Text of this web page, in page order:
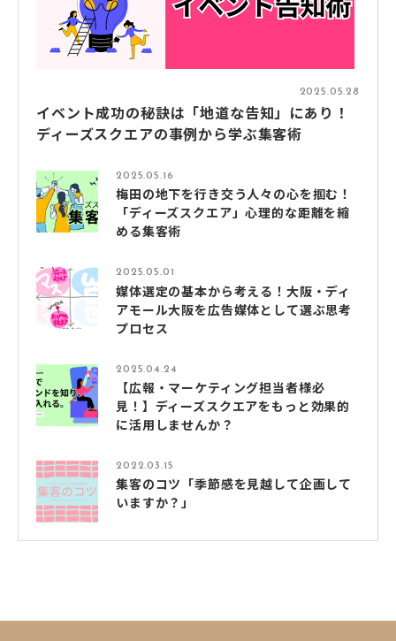
2025.05.28
イベント成功の秘訣は「地道な告知」にあり！
ディーズスクエアの事例から学ぶ集客術
2025.05.16
梅田の地下を行き交う人々の心を掴む！
「ディーズスクエア」心理的な距離を縮
める集客術
2025.05.01
媒体選定の基本から考える！大阪・ディ
アモール大阪を広告媒体として選ぶ思考
プロセス
2025.04.24
【広報・マーケティング担当者様必
見！】ディーズスクエアをもっと効果的
に活用しませんか？
2022.03.15
集客のコツ「季節感を見越して企画して
いますか？」